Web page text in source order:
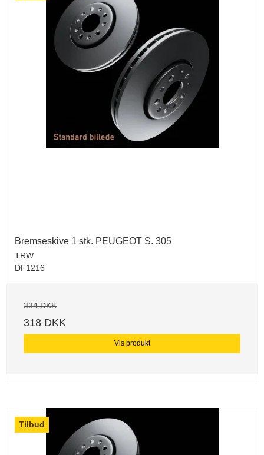
Bremseskive 1 stk. PEUGEOT S. 305
TRW
DF1216
334 DKK
318 DKK
Vis produkt
Tilbud